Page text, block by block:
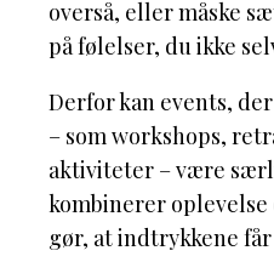
overså, eller måske
på følelser, du ikke
Derfor kan events,
– som workshops,
aktiviteter – være
kombinerer
gør, at indtrykkene